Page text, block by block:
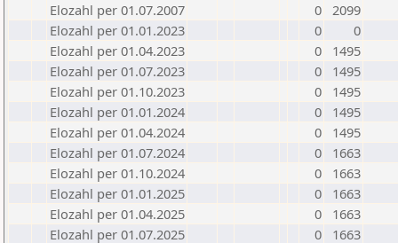
Elozahl per 01.07.2007
0 2099
Elozahl per 01.01.2023
0
0
Elozahl per 01.04.2023
0
1495
Elozahl per 01.07.2023
0
1495
Elozahl per 01.10.2023
0
1495
Elozahl per 01.01.2024
0
1495
Elozahl per 01.04.2024
0
1495
Elozahl per 01.07.2024
0
1663
Elozahl per 01.10.2024
0
1663
Elozahl per 01.01.2025
0
1663
Elozahl per 01.04.2025
0
1663
Elozahl per 01.07.2025
0
1663